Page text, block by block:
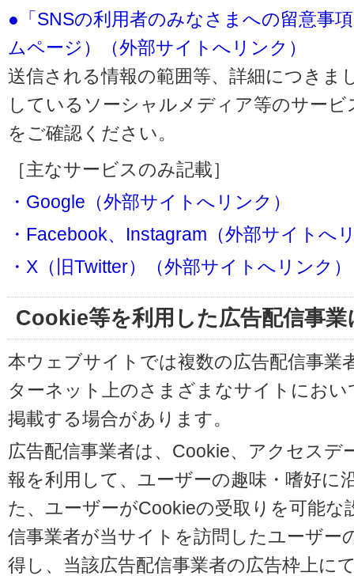
●「SNSの利用者のみなさまへの留意事
ムページ）（外部サイトへリンク）
送信される情報の範囲等、詳細につきま
しているソーシャルメディア等のサー
をご確認ください。
［主なサービスのみ記載］
・Google（外部サイトへリンク）
・Facebook、Instagram（外部サイトへ
・X（旧Twitter）（外部サイトへリンク）
Cookie等を利用した広告配信事
本ウェブサイトでは複数の広告配信事業
ターネット上のさまざまなサイトにお
掲載する場合があります。
広告配信事業者は、Cookie、アクセスデ
報を利用して、ユーザーの趣味・嗜好に
た、ユーザーがCookieの受取りを可能
信事業者が当サイトを訪問したユーザー
得し、当該広告配信事業者の広告枠上に